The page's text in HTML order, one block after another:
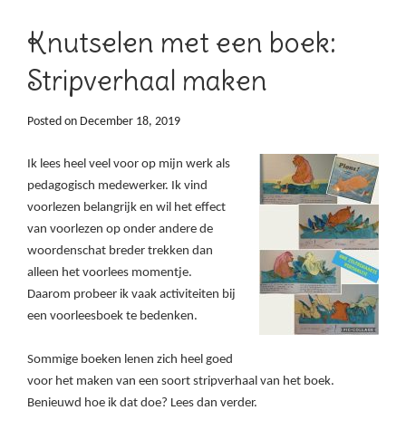
Knutselen met een boek:
Stripverhaal maken
Posted on December 18, 2019
Ik lees heel veel voor op mijn werk als
pedagogisch medewerker. Ik vind
voorlezen belangrijk en wil het effect
van voorlezen op onder andere de
woordenschat breder trekken dan
alleen het voorlees momentje.
Daarom probeer ik vaak activiteiten bij
een voorleesboek te bedenken.
Sommige boeken lenen zich heel goed
voor het maken van een soort stripverhaal van het boek.
Benieuwd hoe ik dat doe? Lees dan verder.